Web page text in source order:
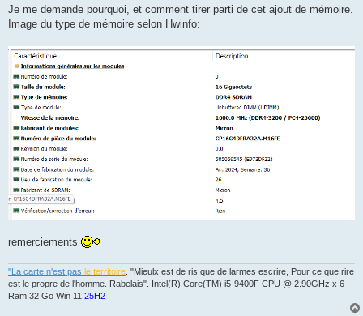
Je me demande pourquoi, et comment tirer parti de cet ajout de mémoire.
Image du type de mémoire selon Hwinfo:
remerciements
"La carte n'est pas le territoire . "Mieulx est de ris que de larmes escrire, Pour ce que rire
est le propre de l'homme. Rabelais". Intel(R) Core(TM) i5-9400F CPU @ 2.90GHz x 6 -
Ram 32 Go Win 11 25H2